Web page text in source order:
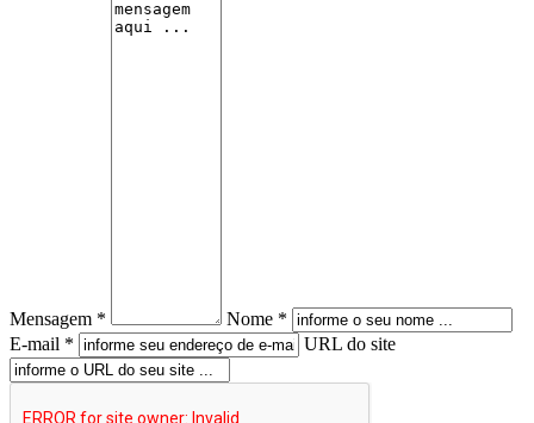
Mensagem *
Nome *
E-mail *
URL do site